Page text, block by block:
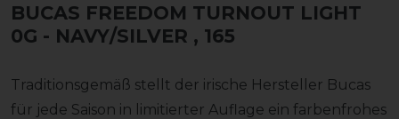
BUCAS FREEDOM TURNOUT LIGHT
0G - NAVY/SILVER , 165
Traditionsgemäß stellt der irische Hersteller Bucas
für jede Saison in limitierter Auflage ein farbenfrohes